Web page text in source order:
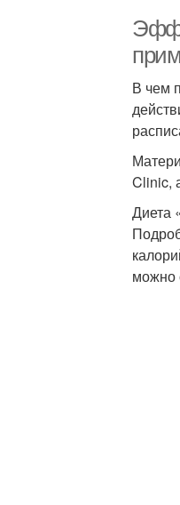
В чем
Clinic,
Диета
можно